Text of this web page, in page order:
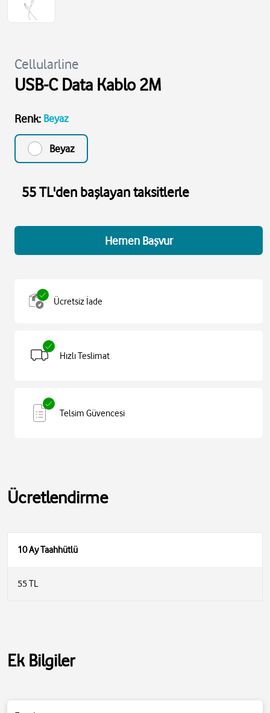
Cellularline
USB-C Data Kablo 2M
Renk: Beyaz
Beyaz
55 TL'den başlayan taksitlerle
Hemen Başvur
Ücretsiz İade
Hızlı Teslimat
Telsim Güvencesi
Ücretlendirme
10 Ay Taahhütlü
55 TL
Ek Bilgiler